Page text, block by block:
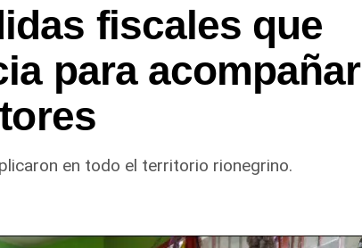
fiscales que
para acompañar
en todo el territorio rionegrino.